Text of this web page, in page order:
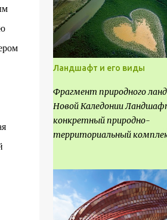
Ландшафт и его виды
Фрагмент природного
Новой Каледонии
конкретный природно-
территориальный
карте и географическое
Различают несколько
ландшафта, которые